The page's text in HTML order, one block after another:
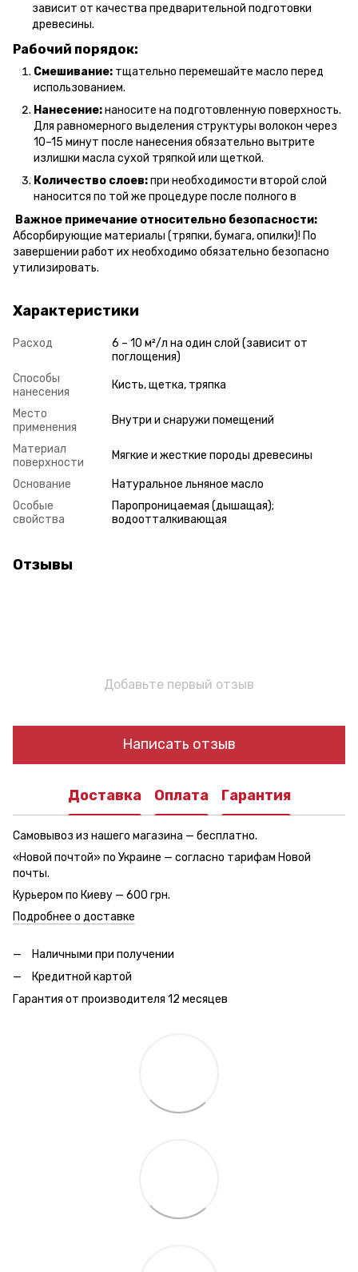
зависит от качества предварительной подготовки
древесины.
Рабочий порядок:
Смешивание: тщательно перемешайте масло перед
использованием.
Нанесение:наносите на подготовленную поверхность.
Для равномерного выделения структуры волокон через
10–15 минут после нанесения обязательно вытрите
излишки масла сухой тряпкой или щеткой.
Количество слоев:при необходимости второй слой
наносится по той же процедуре после полного в
Важное примечание относительно безопасности:
Абсорбирующие материалы (тряпки, бумага, опилки)! По
завершении работ их необходимо обязательно безопасно
утилизировать.
Характеристики
Расход
6 – 10 м²/л на один слой (зависит от
поглощения)
Способы
нанесения
Кисть, щетка, тряпка
Место
применения
Внутри и снаружи помещений
Материал
поверхности
Мягкие и жесткие породы древесины
Основание
Натуральное льняное масло
Особые
свойства
Паропроницаемая (дышащая);
водоотталкивающая
Отзывы
Добавьте первый отзыв
Написать отзыв
Доставка Оплата Гарантия
Самовывоз из нашего магазина — бесплатно.
«Новой почтой» по Украине — согласно тарифам Новой
почты.
Курьером по Киеву — 600 грн.
Подробнее о доставке
Наличными при получении
Кредитной картой
Гарантия от производителя 12 месяцев